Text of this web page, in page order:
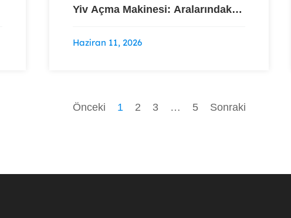
Yiv Açma Makinesi: Aralarındaki
Haziran 11, 2026
Önceki 1 2 3 … 5 Sonraki